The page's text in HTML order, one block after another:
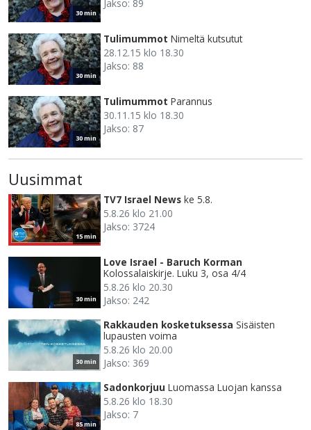
30 min
Jakso: 89
30 min
Tulimummot Nimeltä kutsutut
28.12.15 klo 18.30
Jakso: 88
30 min
Tulimummot Parannus
30.11.15 klo 18.30
Jakso: 87
Uusimmat
15 min
TV7 Israel News ke 5.8.
5.8.26 klo 21.00
Jakso: 3724
30 min
Love Israel - Baruch Korman
Kolossalaiskirje. Luku 3, osa 4/4
5.8.26 klo 20.30
Jakso: 242
30 min
Rakkauden kosketuksessa Sisäisten
lupausten voima
5.8.26 klo 20.00
Jakso: 369
85 min
Sadonkorjuu Luomassa Luojan kanssa
5.8.26 klo 18.30
Jakso: 7